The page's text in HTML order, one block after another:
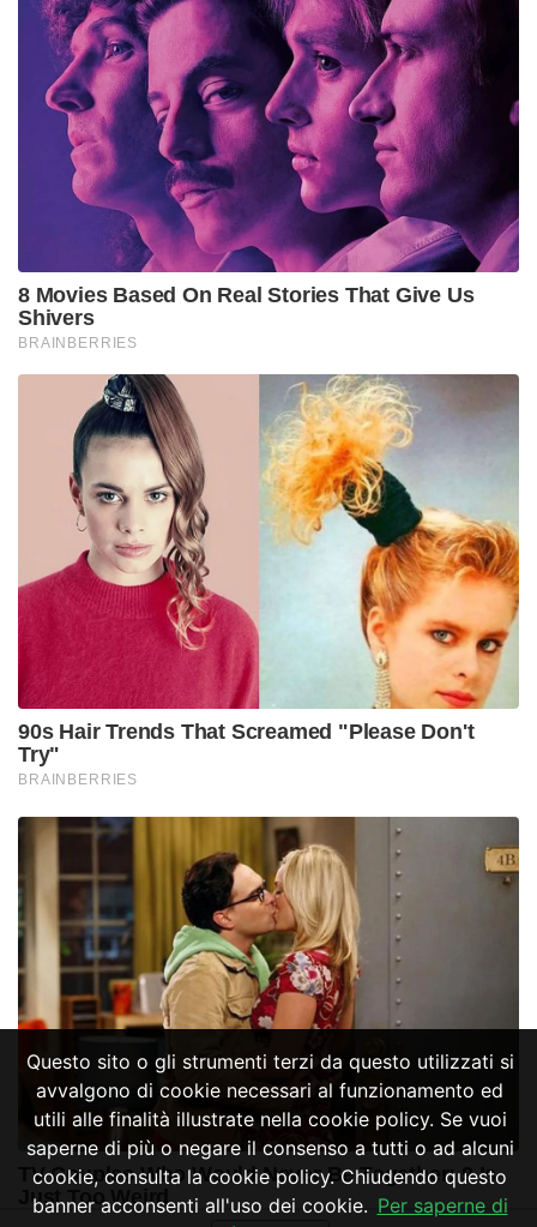
Questo sito o gli strumenti terzi da questo utilizzati si
avvalgono di cookie necessari al funzionamento ed
utili alle finalità illustrate nella cookie policy. Se vuoi
saperne di più o negare il consenso a tutti o ad alcuni
cookie, consulta la cookie policy. Chiudendo questo
banner acconsenti all'uso dei cookie. Per saperne di